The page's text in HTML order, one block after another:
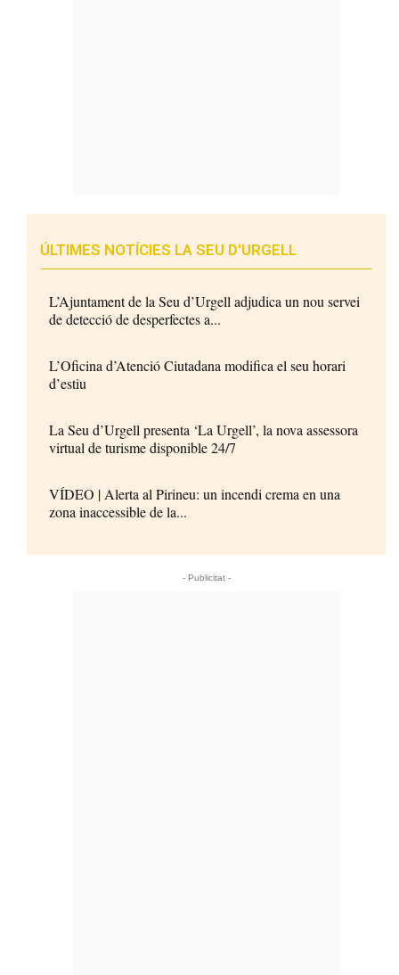
ÚLTIMES NOTÍCIES LA SEU D'URGELL
L’Ajuntament de la Seu d’Urgell adjudica un nou servei
de detecció de desperfectes a...
L’Oficina d’Atenció Ciutadana modifica el seu horari
d’estiu
La Seu d’Urgell presenta ‘La Urgell’, la nova assessora
virtual de turisme disponible 24/7
VÍDEO | Alerta al Pirineu: un incendi crema en una
zona inaccessible de la...
- Publicitat -